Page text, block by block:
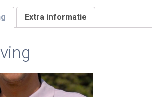
Extra informatie